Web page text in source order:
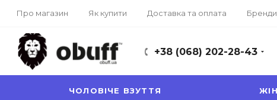
Про магазин Як купити Доставка та оплата Бренди
+38 (068) 202-28-43
ЧОЛОВІЧЕ ВЗУТТЯ